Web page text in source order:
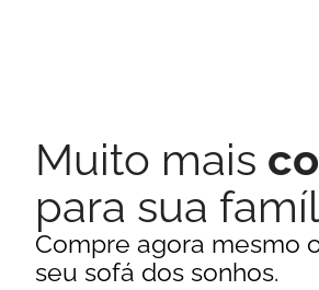
Muito mais
para sua
Compre agora mesmo
seu sofá dos sonhos.